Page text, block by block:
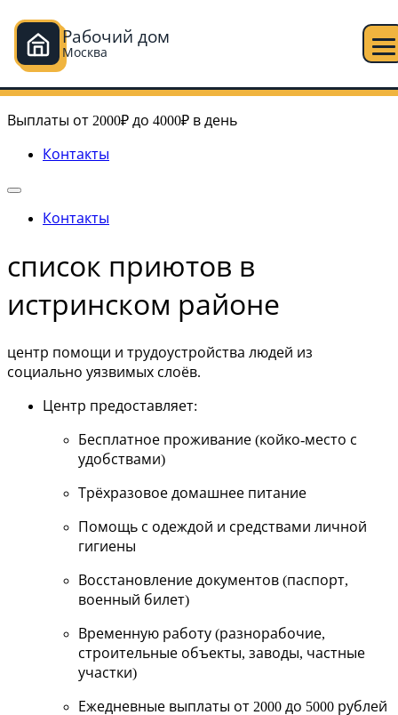
Рабочий дом
Москва
Перейти
содержимому
Рабочий дом в Москве
Выплаты от 2000₽ до 4000₽ в день
Контакты
Контакты
список приютов в
истринском районе
центр помощи и трудоустройства людей из
социально уязвимых слоёв.
Центр предоставляет:
Бесплатное проживание (койко-место с
удобствами)
Трёхразовое домашнее питание
Помощь с одеждой и средствами личной
гигиены
Восстановление документов (паспорт,
военный билет)
Временную работу (разнорабочие,
строительные объекты, заводы, частные
участки)
Ежедневные выплаты от 2000 до 5000 рублей